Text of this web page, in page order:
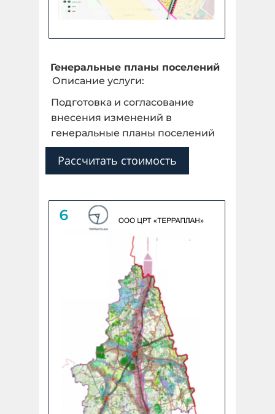
Генеральные планы поселений
Описание услуги:
Подготовка и согласование
внесения изменений в
генеральные планы поселений
Рассчитать стоимость